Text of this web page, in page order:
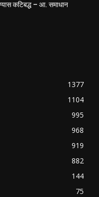
कटिबद्ध – आ. समाधान
1377
1104
995
968
919
882
144
75